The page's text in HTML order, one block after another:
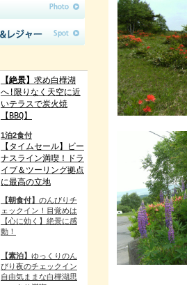
【絶景】 求め白樺湖
へ!限りなく天空に近
いテラスで炭火焼
【BBQ】
1泊2食付
【タイムセール】ビー
ナスライン満喫！ドラ
イブ＆ツーリング拠点
に最高の立地
【朝食付】 のんびりチ
ェックイン！目覚めは
【心に効く】絶景に感
動！
【素泊】 ゆっくりのん
びり夜のチェックイン
自由気ままな白樺湖思